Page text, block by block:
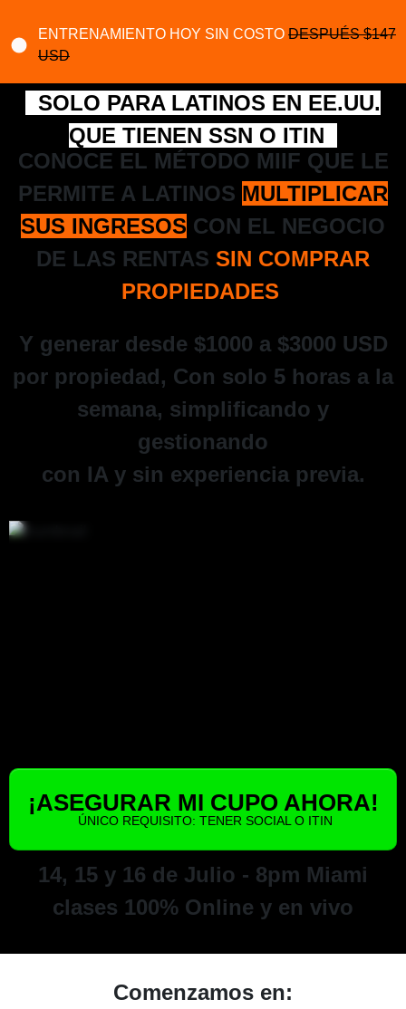
ENTRENAMIENTO HOY SIN COSTO DESPUÉS $147
USD
SOLO PARA LATINOS EN EE.UU.
QUE TIENEN SSN O ITIN
CONOCE EL MÉTODO MIIF QUE LE
PERMITE A LATINOS MULTIPLICAR
SUS INGRESOS CON EL NEGOCIO
DE LAS RENTAS SIN COMPRAR
PROPIEDADES
Y generar desde $1000 a $3000 USD
por propiedad, Con solo 5 horas a la
semana, simplificando y
gestionando
con IA y sin experiencia previa.
¡ASEGURAR MI CUPO AHORA!
ÚNICO REQUISITO: TENER SOCIAL O ITIN
14, 15 y 16 de Julio - 8pm Miami
clases 100% Online y en vivo
Comenzamos en: